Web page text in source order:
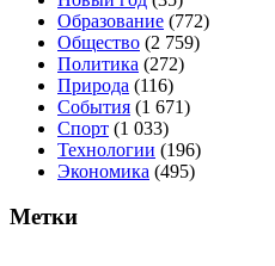
Образование (772)
Общество (2 759)
Политика (272)
Природа (116)
События (1 671)
Спорт (1 033)
Технологии (196)
Экономика (495)
Метки